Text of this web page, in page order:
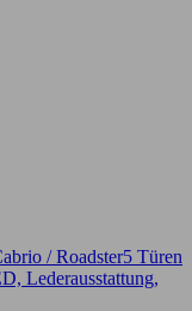
/ Roadster5 Türen
Lederausstattung,